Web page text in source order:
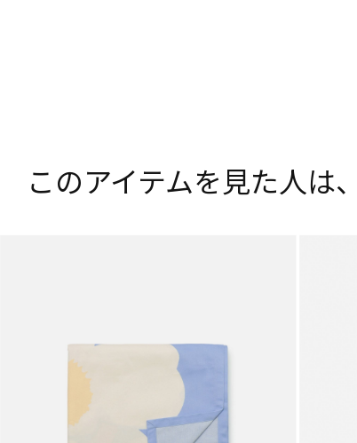
このアイテムを見た人は、